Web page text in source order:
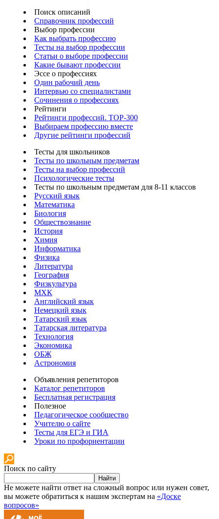
Поиск описаний
Справочник профессий
Выбор профессии
Как выбрать профессию
Тесты на выбор профессии
Статьи о выборе профессии
Какие бывают профессии
Эссе о профессиях
Один рабочий день
Интервью со специалистами
Сочинения о профессиях
Рейтинги
Рейтинги профессий. TOP-300
Выбираем профессию вместе
Другие рейтинги профессий
Тесты для школьников
Тесты по школьным предметам
Тесты на выбор профессий
Психологические тесты
Тесты по школьным предметам для 8-11 классов
Русский язык
Математика
Биология
Обществознание
История
Химия
Информатика
Физика
Литература
География
Физкультура
МХК
Английский язык
Немецкий язык
Татарский язык
Татарская литература
Технология
Экономика
ОБЖ
Астрономия
Объявления репетиторов
Каталог репетиторов
Бесплатная регистрация
Полезное
Педагогическое сообщество
Учителю о сайте
Тесты для ЕГЭ и ГИА
Уроки по профориентации
Поиск по сайту
Найти
Не можете найти ответ на сложный вопрос или нужен совет,
вы можете обратиться к нашим экспертам на «Доске
вопросов»